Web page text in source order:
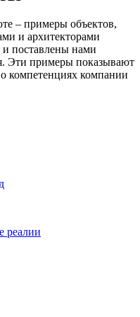
– примеры объектов,
и архитекторами
поставлены нами
Эти примеры показывают
компетенциях компании
реалии